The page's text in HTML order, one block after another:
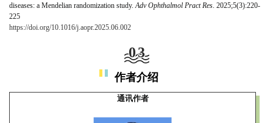
diseases: a Mendelian randomization study.Adv Ophthalmol Pract Res. 2025;5(3):220-
225
https://doi.org/10.1016/j.aopr.2025.06.002
03
作者介绍
通讯作者